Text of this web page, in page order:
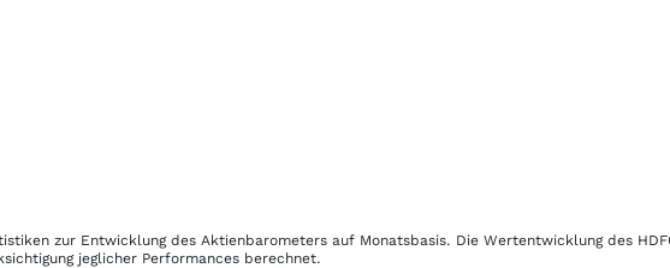
zur Entwicklung des Aktienbarometers auf Monatsbasis. Die Wertentwicklung des
jeglicher Performances berechnet.